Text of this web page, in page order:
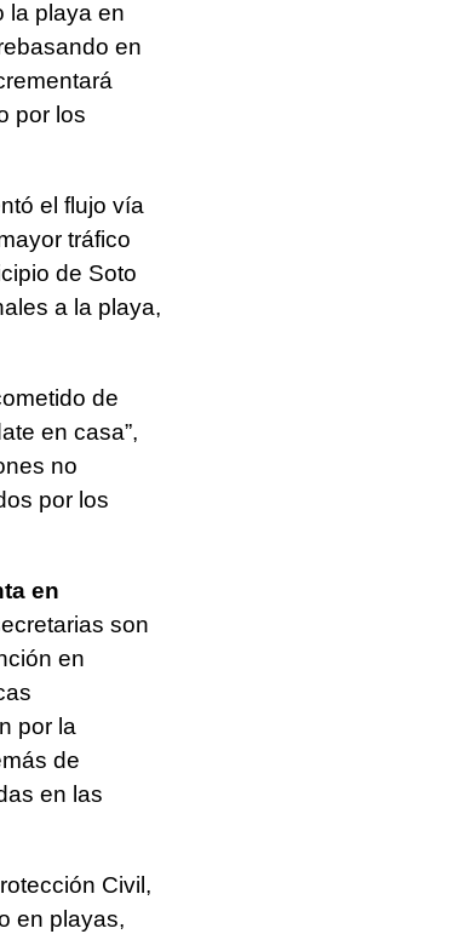
la playa en
en
por los
el flujo vía
tráfico
de Soto
a la playa,
de
en casa”,
no
por los
en
son
en
por la
de
en las
Civil,
en playas,